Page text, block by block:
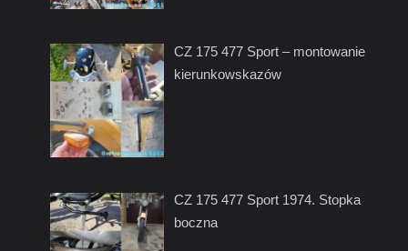
CZ 175 477 Sport – montowanie
kierunkowskazów
CZ 175 477 Sport 1974. Stopka
boczna